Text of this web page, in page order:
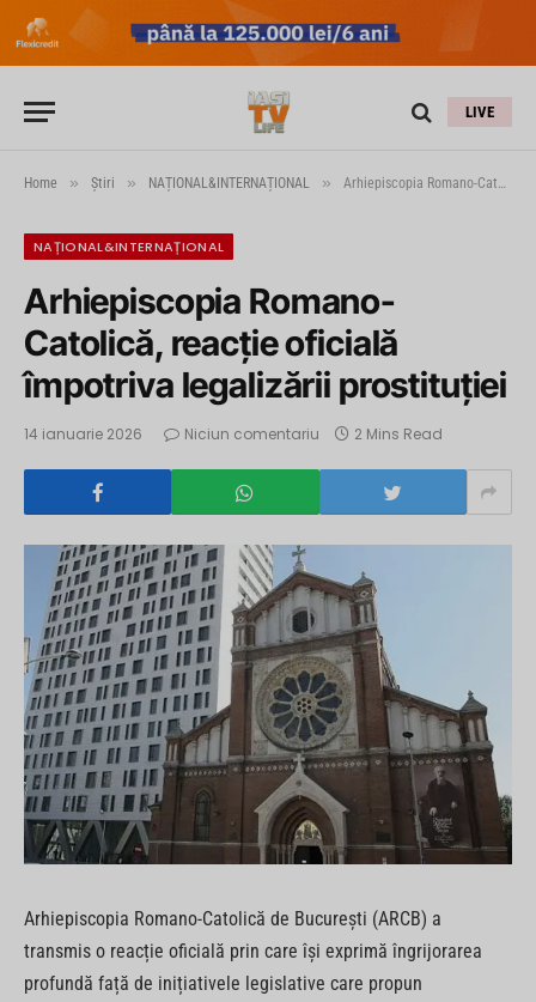
LIVE
Home » Știri » NAȚIONAL&INTERNAȚIONAL » Arhiepiscopia Romano-Catolică, reacție oficială împotriva legalizării prostituției
NAȚIONAL&INTERNAȚIONAL
Arhiepiscopia Romano-
Catolică, reacție oficială
împotriva legalizării prostituției
14 ianuarie 2026 Niciun comentariu 2 Mins Read
Arhiepiscopia Romano-Catolică de București (ARCB) a
transmis o reacție oficială prin care își exprimă îngrijorarea
profundă față de inițiativele legislative care propun